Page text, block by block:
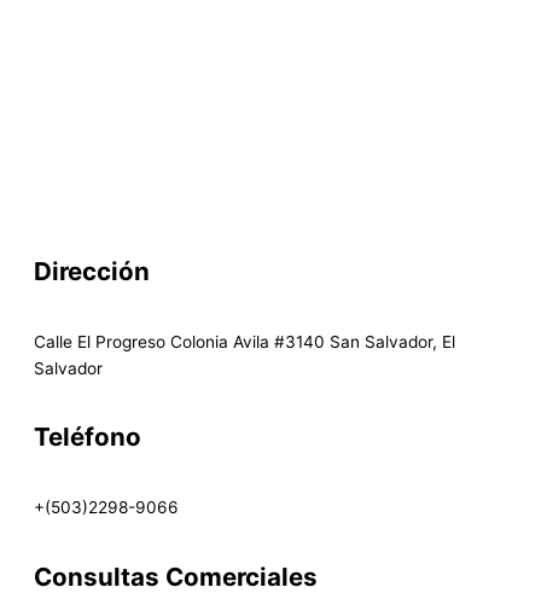
a
e
b
o
o
n
t
a
g
r p
Dirección
Calle El Progreso Colonia Avila #3140 San Salvador, El
Salvador
Teléfono
+(503)2298-9066
Consultas Comerciales